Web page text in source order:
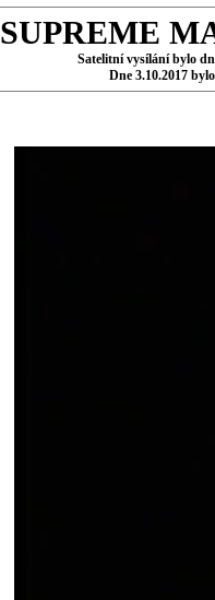
SUPREME
Satelitní vysílání bylo
Dne 3.10.2017